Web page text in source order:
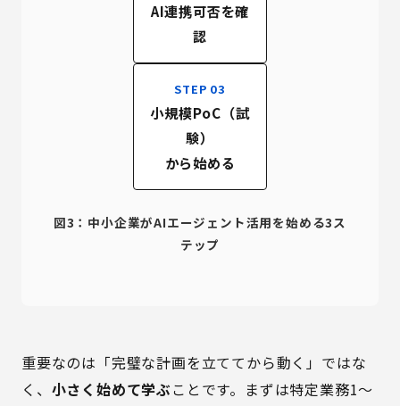
AI連携可否を確
認
STEP 03
小規模PoC（試
験）
から始める
図3：中小企業がAIエージェント活用を始める3ス
テップ
重要なのは「完璧な計画を立ててから動く」ではな
く、 小さく始めて学ぶ ことです。まずは特定業務1〜